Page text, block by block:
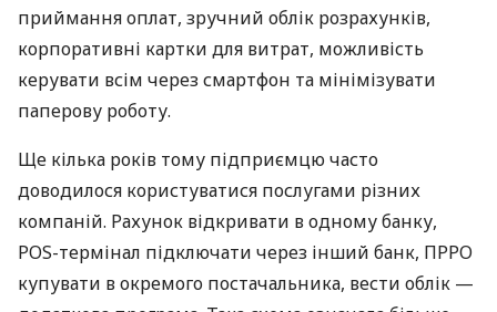
приймання оплат, зручний облік розрахунків,
корпоративні картки для витрат, можливість
керувати всім через смартфон та мінімізувати
паперову роботу.
Ще кілька років тому підприємцю часто
доводилося користуватися послугами різних
компаній. Рахунок відкривати в одному банку,
POS-термінал підключати через інший банк, ПРРО
купувати в окремого постачальника, вести облік —